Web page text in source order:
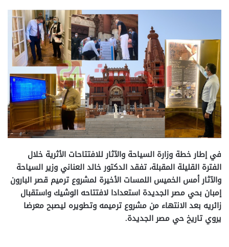
في إطار خطة وزارة السياحة والآثار للافتتاحات الأثرية خلال
الفترة القليلة المقبلة، تفقد الدكتور خالد العناني وزير السياحة
والآثار أمس الخميس اللمسات الأخيرة لمشروع ترميم قصر البارون
إمبان بحي مصر الجديدة استعدادا لافتتاحه الوشيك واستقبال
زائريه بعد الانتهاء من مشروع ترميمه وتطويره ليصبح معرضا
يروي تاريخ حي مصر الجديدة.